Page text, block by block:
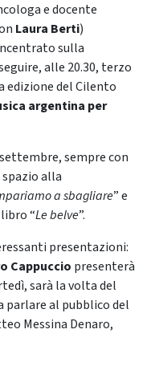
e docente
Laura Berti)
sulla
alle 20.30, terzo
del Cilento
argentina per
sempre con
alla
a sbagliare” e
“Le belve”.
presentazioni:
Cappuccio presenterà
sarà la volta del
parlare al pubblico del
Messina Denaro,